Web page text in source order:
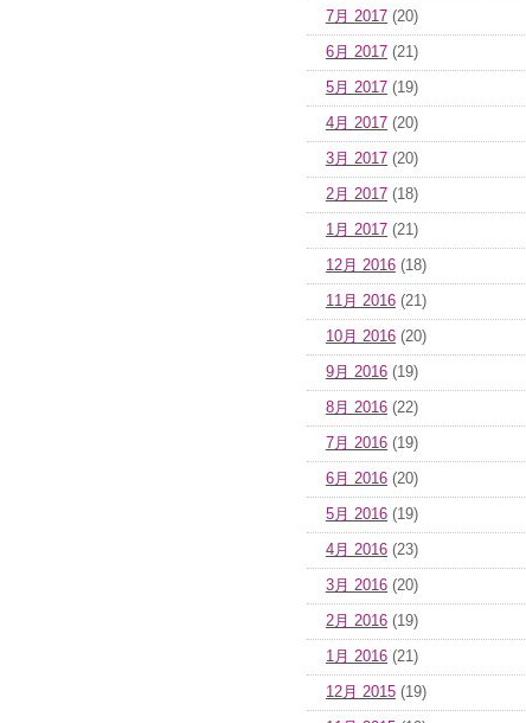
7月 2017 (20)
6月 2017 (21)
5月 2017 (19)
4月 2017 (20)
3月 2017 (20)
2月 2017 (18)
1月 2017 (21)
12月 2016 (18)
11月 2016 (21)
10月 2016 (20)
9月 2016 (19)
8月 2016 (22)
7月 2016 (19)
6月 2016 (20)
5月 2016 (19)
4月 2016 (23)
3月 2016 (20)
2月 2016 (19)
1月 2016 (21)
12月 2015 (19)